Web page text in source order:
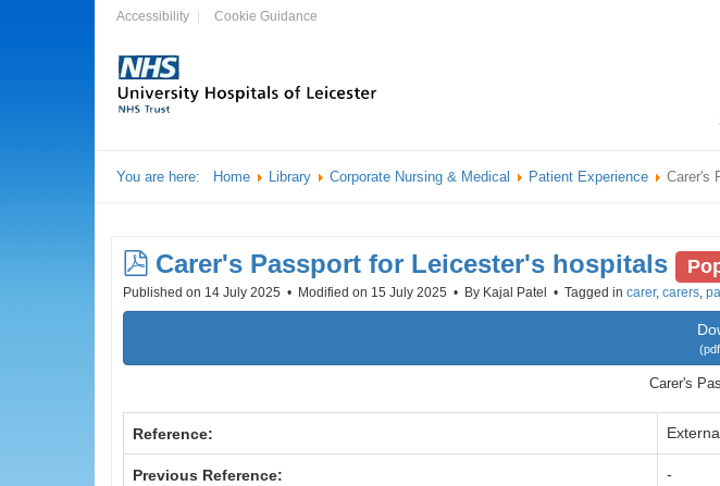
Accessibility Cookie Guidance
You are here: Home Library Corporate Nursing & Medical Patient Experience Carer's
pdf
Carer's Passport for Leicester's hospitals
Published on 14 July 2025 Modified on 15 July 2025 By Kajal Patel Tagged in carer, carers,
(pdf,
Carer's
Reference:
Previous Reference: -